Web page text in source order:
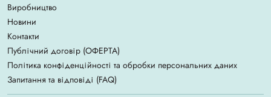
Виробництво
Новини
Контакти
Публічний договір (ОФЕРТА)
Політика конфіденційності та обробки персональних даних
Запитання та відповіді (FAQ)